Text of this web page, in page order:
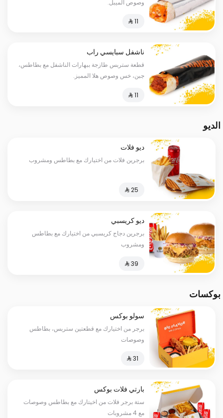
وصوص الميبل.
ناشفل سبايسي راب
قطعة ستربس طازجة ببهارات الناشفل مع بطاطس،
جبن، خس وصوص هلا المميز.
الديو
ديو فلات
برجرين فلات من اختيارك مع بطاطس ومشروب
ديو كريسبي
برجرين دجاج كريسبي من اختيارك مع بطاطس
ومشروب
بوكسات
سولو بوكس
برجر من اختيارك مع قطعتين ستربس، بطاطس
وصوصات
بارتي فلات بوكس
ستة برجر فلات من اخيتارك مع بطاطس وصوصات
مع 4 مشروبات